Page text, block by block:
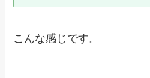
こんな感じです。